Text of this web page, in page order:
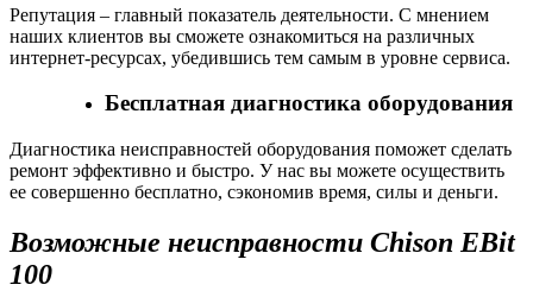
Репутация – главный показатель деятельности. С мнением
наших клиентов вы сможете ознакомиться на различных
интернет-ресурсах, убедившись тем самым в уровне сервиса.
Бесплатная диагностика оборудования
Диагностика неисправностей оборудования поможет сделать
ремонт эффективно и быстро. У нас вы можете осуществить
ее совершенно бесплатно, сэкономив время, силы и деньги.
Возможные неисправности Chison EBit
100